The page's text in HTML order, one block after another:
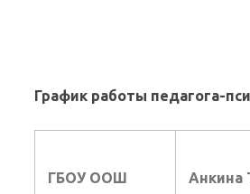
График работы педагога-
ГБОУ ООШ
Анкина